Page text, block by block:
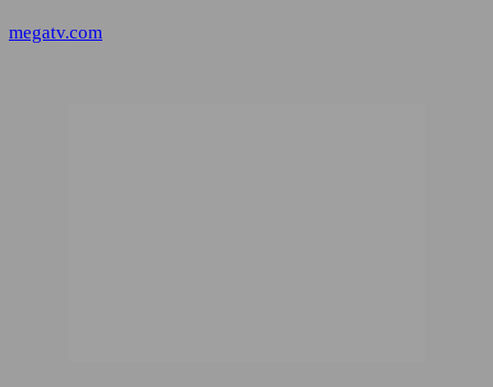
megatv.com